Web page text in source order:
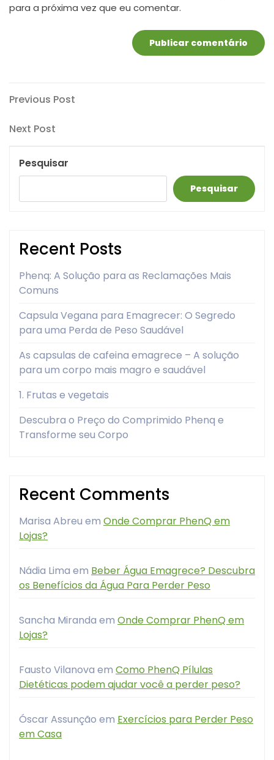
para a próxima vez que eu comentar.
Navegação
de
artigos
Previous
Previous Post
Next
Next Post
Pesquisar
Pesquisar
Recent Posts
Phenq: A Solução para as Reclamações Mais
Comuns
Capsula Vegana para Emagrecer: O Segredo
para uma Perda de Peso Saudável
As capsulas de cafeina emagrece – A solução
para um corpo mais magro e saudável
1. Frutas e vegetais
Descubra o Preço do Comprimido Phenq e
Transforme seu Corpo
Recent Comments
Marisa Abreu em Onde Comprar PhenQ em
Lojas?
Nádia Lima em Beber Água Emagrece? Descubra
os Benefícios da Água Para Perder Peso
Sancha Miranda em Onde Comprar PhenQ em
Lojas?
Fausto Vilanova em Como PhenQ Pílulas
Dietéticas podem ajudar você a perder peso?
Óscar Assunção em Exercícios para Perder Peso
em Casa